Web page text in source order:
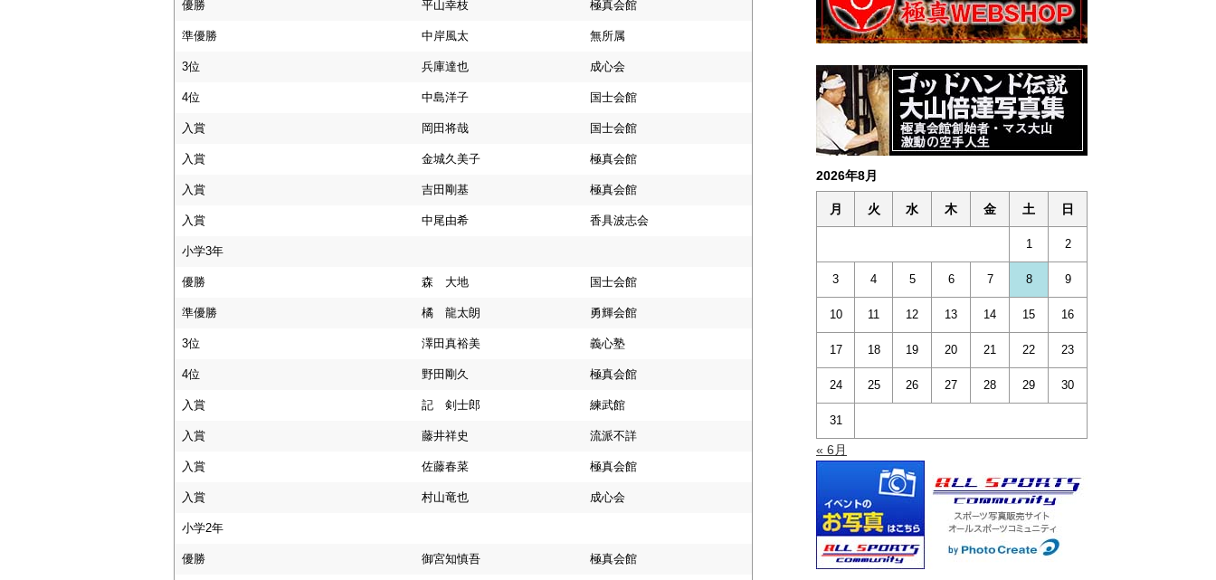
優勝 平山幸枝 極真会館
準優勝 中岸風太 無所属
3位 兵庫達也 成心会
4位 中島洋子 国士会館
入賞 岡田将哉 国士会館
入賞 金城久美子 極真会館
入賞 吉田剛基 極真会館
入賞 中尾由希 香具波志会
小学3年
優勝 森 大地 国士会館
準優勝 橘 龍太朗 勇輝会館
3位 澤田真裕美 義心塾
4位 野田剛久 極真会館
入賞 記 剣士郎 練武館
入賞 藤井祥史 流派不詳
入賞 佐藤春菜 極真会館
入賞 村山竜也 成心会
小学2年
優勝 御宮知慎吾 極真会館
2026年8月
月 火 水 木 金 土 日
1 2
3 4 5 6 7 8 9
10 11 12 13 14 15 16
17 18 19 20 21 22 23
24 25 26 27 28 29 30
31
« 6月